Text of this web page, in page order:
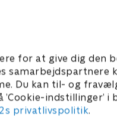
for at give dig den
samarbejdspartnere
Du kan til- og
indstillinger’ i
privatlivspolitik.